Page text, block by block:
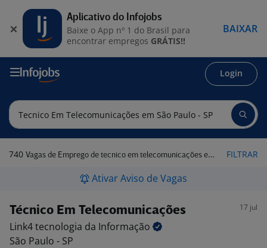
Login
740 Vagas de Emprego de tecnico em telecomunicações em São Paulo - SP FILTRAR
Ativar Aviso de Vagas
Técnico Em Telecomunicações 17 jul
Link4 tecnologia da Informação
São Paulo - SP
Aplicativo do Infojobs
Baixe o App nº 1 do Brasil para
encontrar empregos GRÁTIS!!
BAIXAR